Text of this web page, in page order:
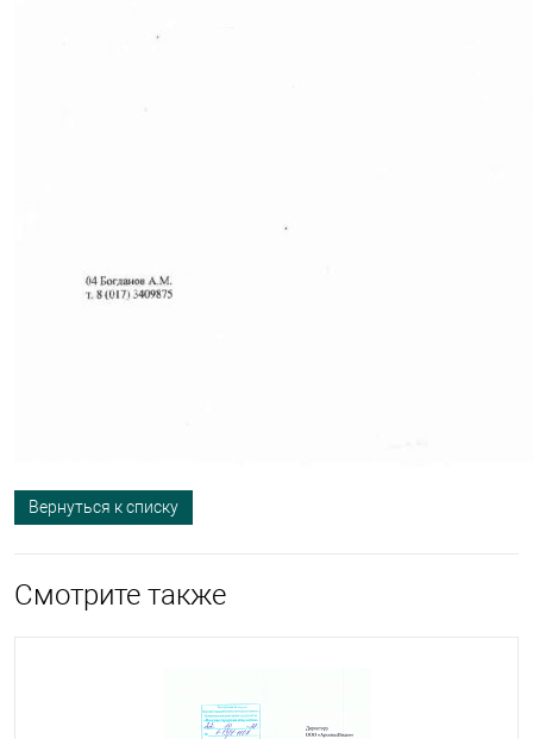
Вернуться к списку
Смотрите также